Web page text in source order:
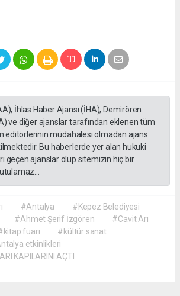
İhlas Haber Ajansı (İHA), Demirören
ve diğer ajanslar tarafından eklenen tüm
editörlerinin müdahalesi olmadan ajans
Bu haberlerde yer alan hukuki
geçen ajanslar olup sitemizin hiç bir
#Antalya
#Kepez Belediyesi
#Ahmet Şerif İzgören
#Cavit Arı
fuarı
#kültür sanat
etkinlikleri
KAPILARINI AÇTI